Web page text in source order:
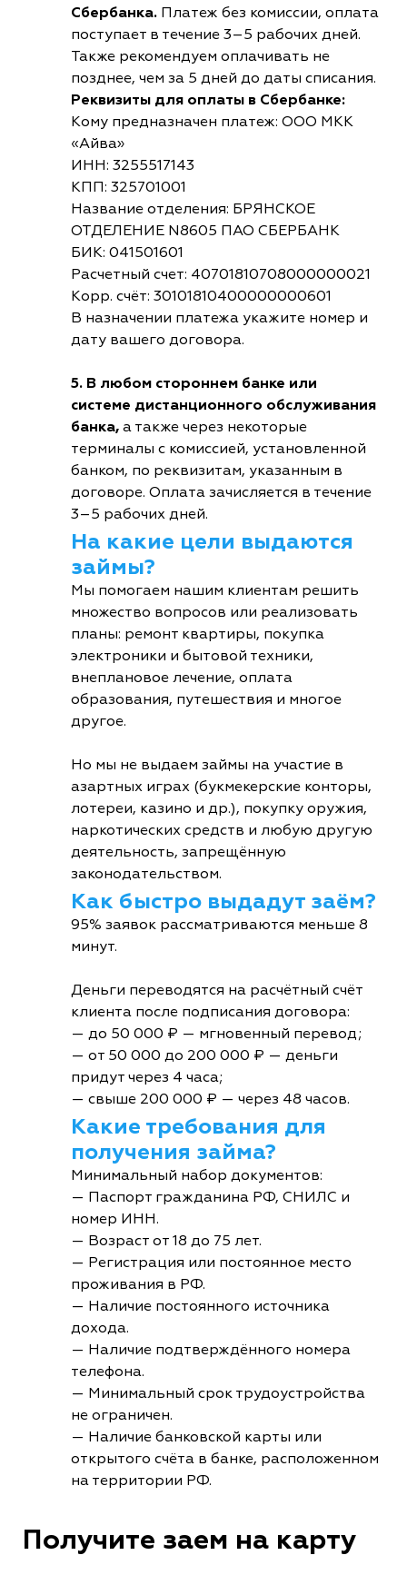
Сбербанка. Платеж без комиссии, оплата
поступает в течение 3–5 рабочих дней.
Также рекомендуем оплачивать не
позднее, чем за 5 дней до даты списания.
Реквизиты для оплаты в Сбербанке:
Кому предназначен платеж: ООО МКК
«Айва»
ИНН: 3255517143
КПП: 325701001
Название отделения: БРЯНСКОЕ
ОТДЕЛЕНИЕ N8605 ПАО СБЕРБАНК
БИК: 041501601
Расчетный счет: 40701810708000000021
Корр. счёт: 30101810400000000601
В назначении платежа укажите номер и
дату вашего договора.
5. В любом стороннем банке или
системе дистанционного обслуживания
банка, а также через некоторые
терминалы с комиссией, установленной
банком, по реквизитам, указанным в
договоре. Оплата зачисляется в течение
3–5 рабочих дней.
На какие цели выдаются
займы?
Мы помогаем нашим клиентам решить
множество вопросов или реализовать
планы: ремонт квартиры, покупка
электроники и бытовой техники,
внеплановое лечение, оплата
образования, путешествия и многое
другое.
Но мы не выдаем займы на участие в
азартных играх (букмекерские конторы,
лотереи, казино и др.), покупку оружия,
наркотических средств и любую другую
деятельность, запрещённую
законодательством.
Как быстро выдадут заём?
95% заявок рассматриваются меньше 8
минут.
Деньги переводятся на расчётный счёт
клиента после подписания договора:
— до 50 000 ₽ — мгновенный перевод;
— от 50 000 до 200 000 ₽ — деньги
придут через 4 часа;
— свыше 200 000 ₽ — через 48 часов.
Какие требования для
получения займа?
Минимальный набор документов:
— Паспорт гражданина РФ, СНИЛС и
номер ИНН.
— Возраст от 18 до 75 лет.
— Регистрация или постоянное место
проживания в РФ.
— Наличие постоянного источника
дохода.
— Наличие подтверждённого номера
телефона.
— Минимальный срок трудоустройства
не ограничен.
— Наличие банковской карты или
открытого счёта в банке, расположенном
на территории РФ.
Получите заем на карту